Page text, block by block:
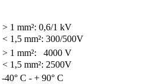
> 1 mm²: 0,6/1 kV
< 1,5 mm²: 300/500V
> 1 mm²: 4000 V
< 1,5 mm²: 2500V
-40° C - + 90° C